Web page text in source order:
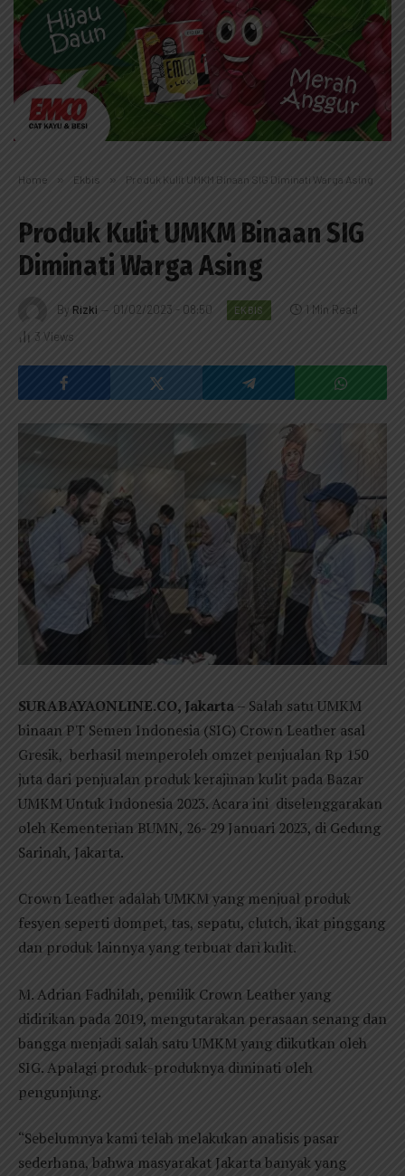
Home » Ekbis » Produk Kulit UMKM Binaan SIG Diminati Warga Asing
Produk Kulit UMKM Binaan SIG
Diminati Warga Asing
By Rizki 01/02/2023 - 08:50 EKBIS
1 Min Read
3 Views
SURABAYAONLINE.CO, Jakarta– Salah satu UMKM
binaan PT Semen Indonesia (SIG) Crown Leather asal
Gresik, berhasil memperoleh omzet penjualan Rp 150
juta dari penjualan produk kerajinan kulit pada Bazar
UMKM Untuk Indonesia 2023. Acara ini diselenggarakan
oleh Kementerian BUMN, 26- 29 Januari 2023, di Gedung
Sarinah, Jakarta.
Crown Leather adalah UMKM yang menjual produk
fesyen seperti dompet, tas, sepatu, clutch, ikat pinggang
dan produk lainnya yang terbuat dari kulit.
M. Adrian Fadhilah, pemilik Crown Leather yang
didirikan pada 2019, mengutarakan perasaan senang dan
bangga menjadi salah satu UMKM yang diikutkan oleh
SIG. Apalagi produk-produknya diminati oleh
pengunjung.
“Sebelumnya kami telah melakukan analisis pasar
sederhana, bahwa masyarakat Jakarta banyak yang